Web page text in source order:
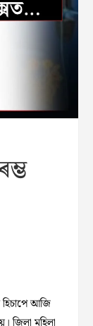
হিচাপে আজি